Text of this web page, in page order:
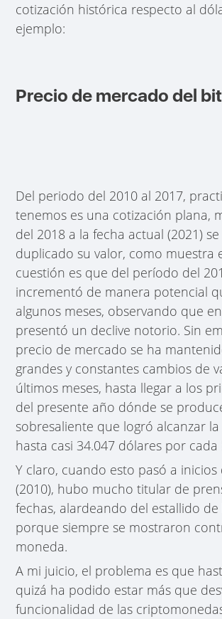
cotización histórica respecto al
ejemplo:
Precio de mercado del
Del periodo del 2010 al 2017,
tenemos es una cotización plana,
del 2018 a la fecha actual (2021)
duplicado su valor, como muestra
cuestión es que del período del
incrementó de manera potencial
algunos meses, observando que
presentó un declive notorio. Sin
precio de mercado se ha
grandes y constantes cambios de
últimos meses, hasta llegar a los
del presente año dónde se
sobresaliente que logró alcanzar
hasta casi 34.047 dólares por
Y claro, cuando esto pasó a
(2010), hubo mucho titular de
fechas, alardeando del estallido
porque siempre se mostraron
moneda.
A mi juicio, el problema es que
quizá ha podido estar más que
funcionalidad de las